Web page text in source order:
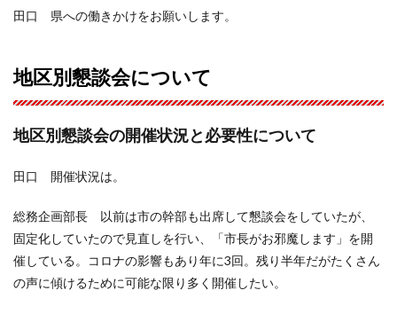
田口 県への働きかけをお願いします。
地区別懇談会について
地区別懇談会の開催状況と必要性について
田口 開催状況は。
総務企画部長 以前は市の幹部も出席して懇談会をしていたが、
固定化していたので見直しを行い、「市長がお邪魔します」を開
催している。コロナの影響もあり年に3回。残り半年だがたくさん
の声に傾けるために可能な限り多く開催したい。